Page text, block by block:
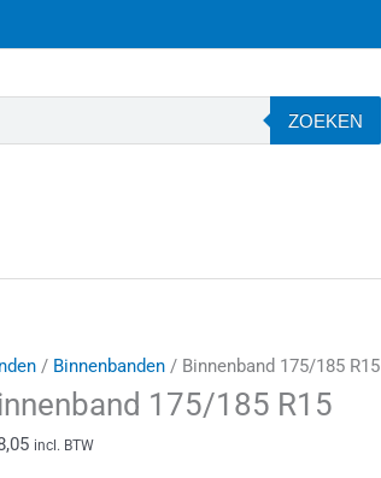
ZOEKEN
/ Binnenbanden/ Binnenband 175/185 R15
175/185 R15
incl. BTW
185